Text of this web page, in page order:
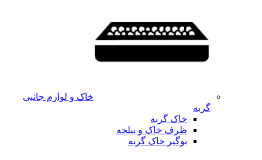
خاک و لوازم جانبی
گربه
خاک گربه
ظرف خاک و بیلچه
بوگیر خاک گربه